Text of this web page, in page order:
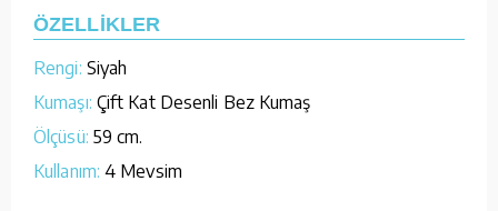
ÖZELLİKLER
Rengi: Siyah
Kumaşı: Çift Kat Desenli Bez Kumaş
Ölçüsü: 59 cm.
Kullanım: 4 Mevsim